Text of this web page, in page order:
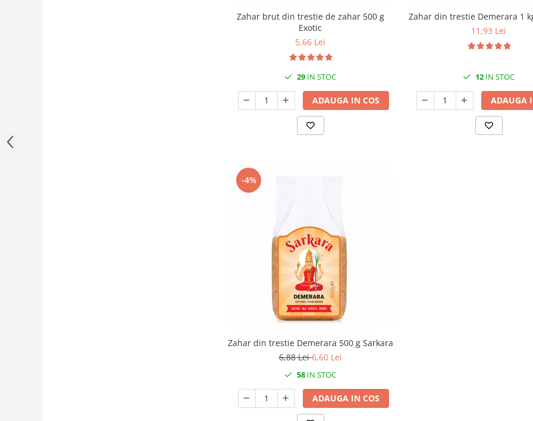
Zahar brut din trestie de zahar 500 g
Exotic
5,66 Lei
29 IN STOC
ADAUGA IN COS
Zahar din trestie Demerara 1
11,93 Lei
12 IN STOC
ADAUGA
-4%
Zahar din trestie Demerara 500 g Sarkara
6,88 Lei6,60 Lei
58 IN STOC
ADAUGA IN COS